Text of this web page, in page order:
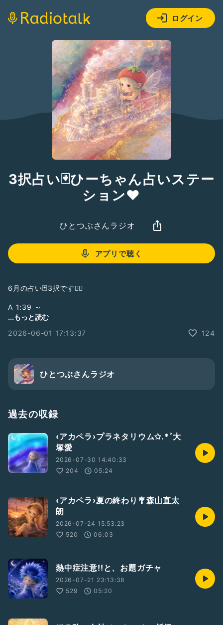
ログイン
3択占い🃏ひーちゃん占いステー
ション❤︎
ひとつぶさんラジオ
アプリで聴く
6月の占い🃏3択です🧚‍♂️
A 1:39 ～
B 4:49 ～
...もっと読む
2026-06-01 17:13:37
124
ひとつぶさんラジオ
過去の収録
‹アカペラ›プラネタリウム✩.*˚大
塚愛
2026-07-30 14:40:33
204
05:24
‹アカペラ›夏の終わり🎐森山直太
朗
2026-07-24 15:53:23
520
06:03
熱中症注意!!と、お題ガチャ
2026-07-21 23:13:38
529
05:20